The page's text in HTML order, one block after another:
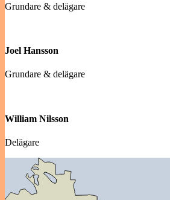
Grundare & delägare
Joel Hansson
Grundare & delägare
William Nilsson
Delägare